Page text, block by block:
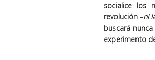
socialice los
revolución –ni
buscará
experimento